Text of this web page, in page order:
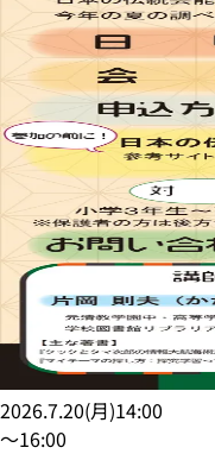
2026.7.20(月)14:00
〜16:00